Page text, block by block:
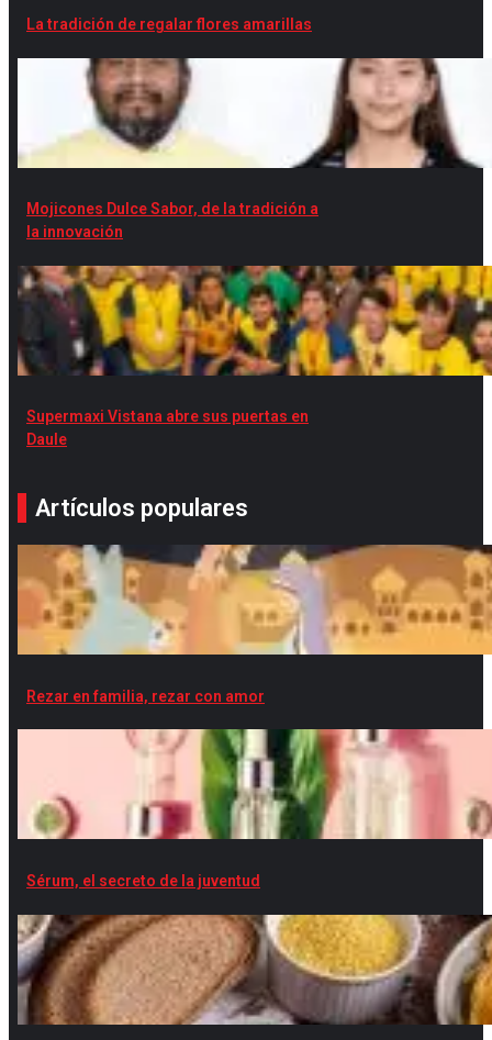
La tradición de regalar flores amarillas
Mojicones Dulce Sabor, de la tradición a
la innovación
Supermaxi Vistana abre sus puertas en
Daule
Artículos populares
Rezar en familia, rezar con amor
Sérum, el secreto de la juventud